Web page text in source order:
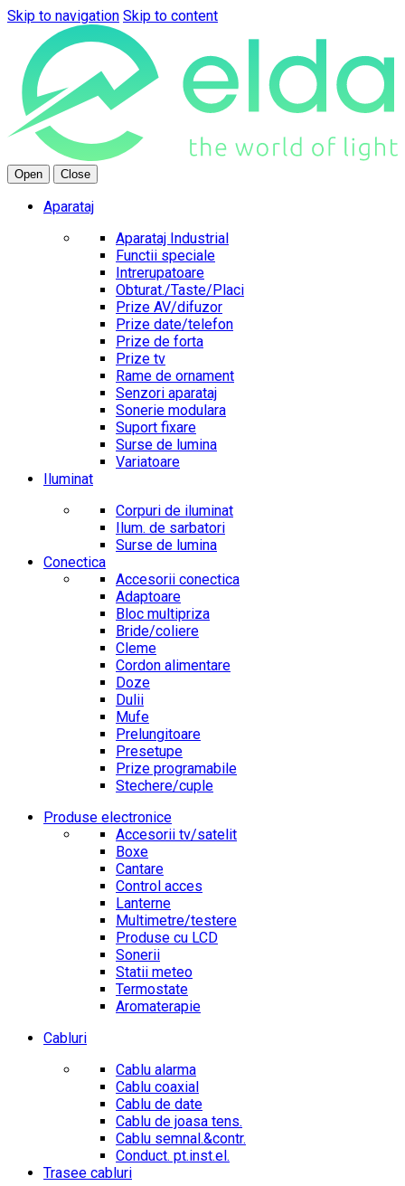
Skip to navigation Skip to content
Open Close
Aparataj
Aparataj Industrial
Functii speciale
Intrerupatoare
Obturat./Taste/Placi
Prize AV/difuzor
Prize date/telefon
Prize de forta
Prize tv
Rame de ornament
Senzori aparataj
Sonerie modulara
Suport fixare
Surse de lumina
Variatoare
Iluminat
Corpuri de iluminat
Ilum. de sarbatori
Surse de lumina
Conectica
Accesorii conectica
Adaptoare
Bloc multipriza
Bride/coliere
Cleme
Cordon alimentare
Doze
Dulii
Mufe
Prelungitoare
Presetupe
Prize programabile
Stechere/cuple
Produse electronice
Accesorii tv/satelit
Boxe
Cantare
Control acces
Lanterne
Multimetre/testere
Produse cu LCD
Sonerii
Statii meteo
Termostate
Aromaterapie
Cabluri
Cablu alarma
Cablu coaxial
Cablu de date
Cablu de joasa tens.
Cablu semnal.&contr.
Conduct. pt.inst.el.
Trasee cabluri